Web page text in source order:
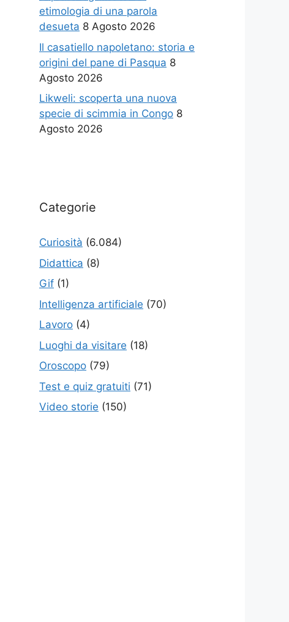
etimologia di una parola
desueta 8 Agosto 2026
Il casatiello napoletano: storia e
origini del pane di Pasqua 8
Agosto 2026
Likweli: scoperta una nuova
specie di scimmia in Congo 8
Agosto 2026
Categorie
Curiosità (6.084)
Didattica (8)
Gif (1)
Intelligenza artificiale (70)
Lavoro (4)
Luoghi da visitare (18)
Oroscopo (79)
Test e quiz gratuiti (71)
Video storie (150)